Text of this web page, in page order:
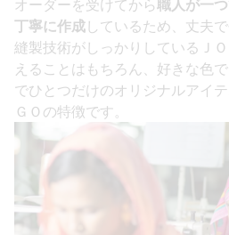
オーダーを受けてから職人が一
丁寧に作成 しているため、丈夫
縫製技術がしっかりしているＪ
えることはもちろん、好きな色
でひとつだけのオリジナルアイ
ＧＯの特徴です。